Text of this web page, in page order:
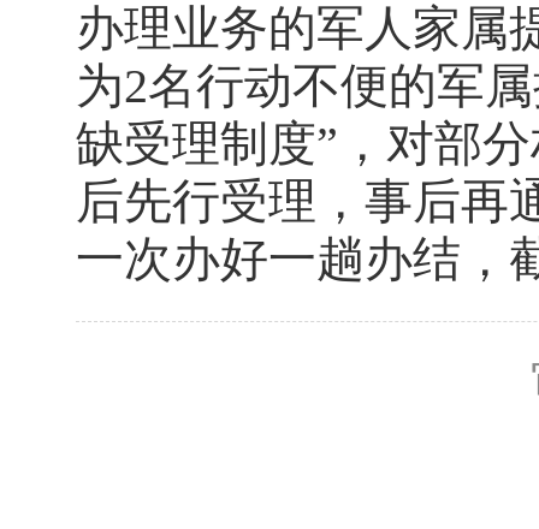
办理业务的军人家属
为2名行动不便的军
缺受理制度”，对部
后先行受理，事后再
一次办好一趟办结，